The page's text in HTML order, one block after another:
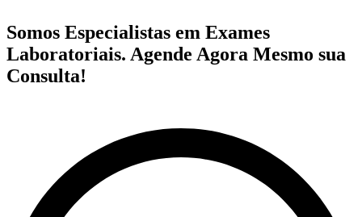
Somos Especialistas em Exames
Laboratoriais. Agende Agora Mesmo sua
Consulta!